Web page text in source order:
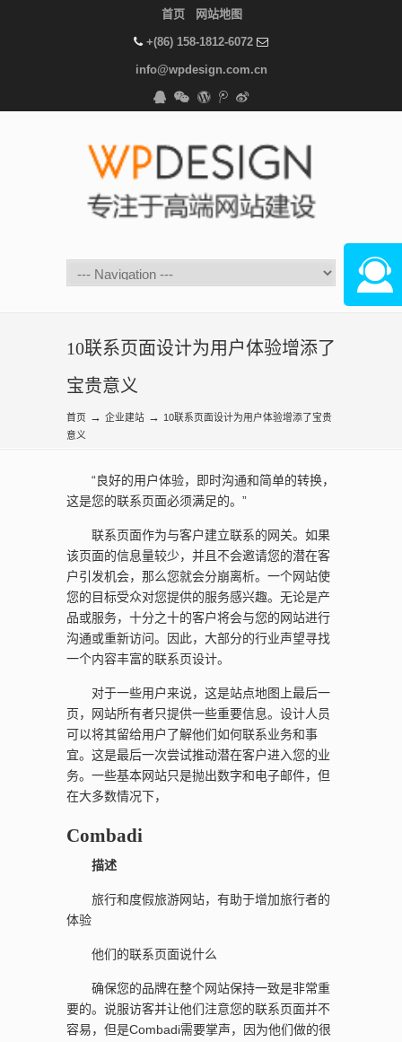
首页 网站地图
+(86) 158-1812-6072
info@wpdesign.com.cn
10联系页面设计为用户体验增添了
宝贵意义
首页 → 企业建站 → 10联系页面设计为用户体验增添了宝贵
意义
“良好的用户体验，即时沟通和简单的转换，
这是您的联系页面必须满足的。”
联系页面作为与客户建立联系的网关。如果
该页面的信息量较少，并且不会邀请您的潜在客
户引发机会，那么您就会分崩离析。一个网站使
您的目标受众对您提供的服务感兴趣。无论是产
品或服务，十分之十的客户将会与您的网站进行
沟通或重新访问。因此，大部分的行业声望寻找
一个内容丰富的联系页设计。
对于一些用户来说，这是站点地图上最后一
页，网站所有者只提供一些重要信息。设计人员
可以将其留给用户了解他们如何联系业务和事
宜。这是最后一次尝试推动潜在客户进入您的业
务。一些基本网站只是抛出数字和电子邮件，但
在大多数情况下，
Combadi
描述
旅行和度假旅游网站，有助于增加旅行者的
体验
他们的联系页面说什么
确保您的品牌在整个网站保持一致是非常重
要的。说服访客并让他们注意您的联系页面并不
容易，但是Combadi需要掌声，因为他们做的很